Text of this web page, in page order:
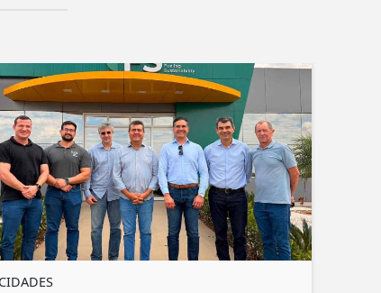
CIDADES